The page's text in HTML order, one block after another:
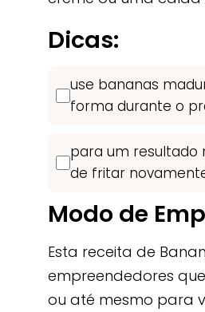
Dicas:
use bananas
forma durante o
para um resultado
de fritar
Modo de
Esta receita de
empreendedores
ou até mesmo para